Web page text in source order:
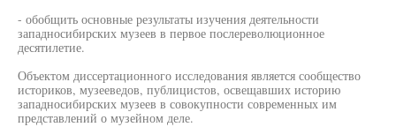
- обобщить основные результаты изучения деятельности
западносибирских музеев в первое послереволюционное
десятилетие.
Объектом диссертационного исследования является сообщество
историков, музееведов, публицистов, освещавших историю
западносибирских музеев в совокупности современных им
представлений о музейном деле.